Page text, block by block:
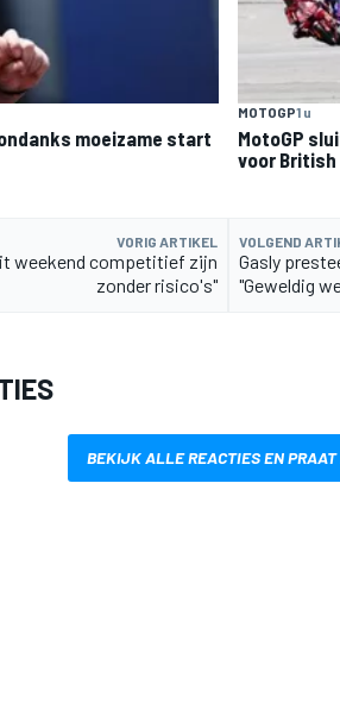
moeizame start
MOTOGP1 u
MotoGP
voor British
VORIG ARTIKEL
weekend competitief zijn
zonder risico's"
VOLGEND
Gasly
"Geweldig
BEKIJK ALLE REACTIES EN PRAAT